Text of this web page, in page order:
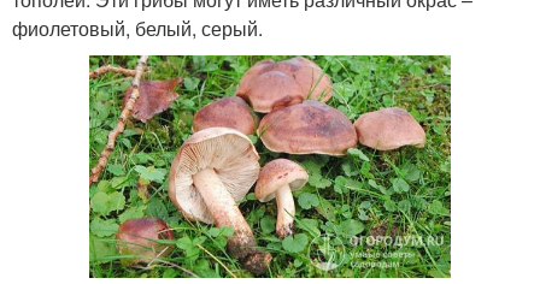
фиолетовый, белый, серый.